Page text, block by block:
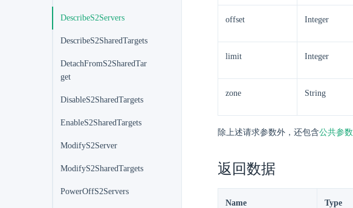
DescribeS2Servers
DescribeS2SharedTargets
DetachFromS2SharedTar
get
DisableS2SharedTargets
EnableS2SharedTargets
ModifyS2Server
ModifyS2SharedTargets
PowerOffS2Servers
offset Integer
limit Integer
zone String
除上述请求参数外，还包含公共参数
返回数据
Name Type